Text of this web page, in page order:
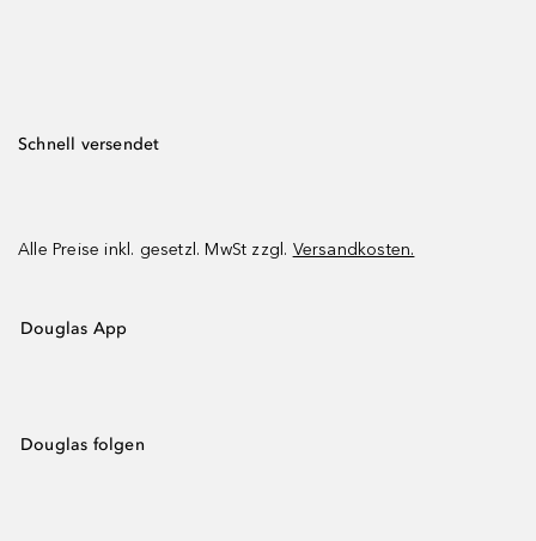
Schnell versendet
Alle Preise inkl. gesetzl. MwSt zzgl. Versandkosten.
Douglas App
Douglas folgen